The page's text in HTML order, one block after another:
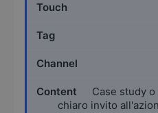
Case study
chiaro invito